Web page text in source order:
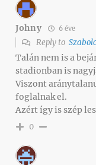
Johny 6 éve
Reply to
Talán nem is a
stadionban is
Viszont
foglalnak el.
Azért így is szép
0